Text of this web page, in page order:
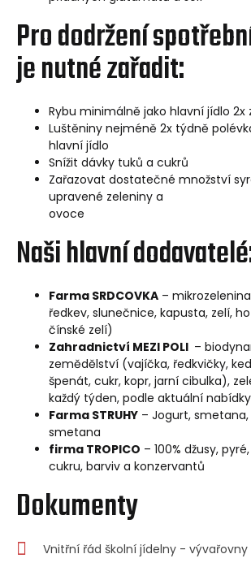
Pro dodržení
je nutné zařadit:
Rybu minimálně jako hlavní jídlo 2x
Luštěniny nejméně 2x týdně
hlavní jídlo
Snížit dávky tuků a cukrů
Zařazovat dostatečné množství
upravené zeleniny a
ovoce
Naši hlavní
Farma SRDCOVKA –
ředkev, slunečnice, kapusta, zelí,
čínské zelí)
Zahradnictví MEZI POLI –
zemědělství (vajíčka, ředkvičky,
špenát, cukr, kopr, jarní cibulka),
každý týden, podle aktuální
Farma STRUHY – Jogurt, smetana,
smetana
firma TROPICO – 100% džusy,
cukru, barviv a konzervantů
Dokumenty
Vnitřní řád školní jídelny - vývařovny